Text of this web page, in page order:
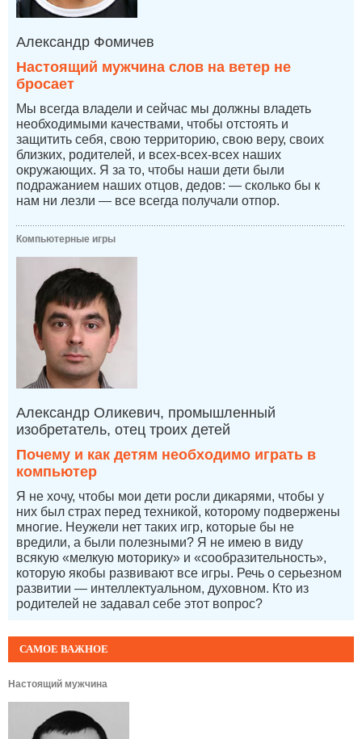
САМОЕ ВАЖНОЕ
Настоящий мужчина
Александр Фомичев
Настоящий мужчина слов на ветер не
бросает
Мы всегда владели и сейчас мы должны владеть
необходимыми качествами, чтобы отстоять и
защитить себя, свою территорию, свою веру, своих
близких, родителей, и всех-всех-всех наших
окружающих. Я за то, чтобы наши дети были
подражанием наших отцов, дедов: — сколько бы к
нам ни лезли — все всегда получали отпор.
Компьютерные игры
Александр Оликевич, промышленный
изобретатель, отец троих детей
Почему и как детям необходимо играть в
компьютер
Я не хочу, чтобы мои дети росли дикарями, чтобы у
них был страх перед техникой, которому подвержены
многие. Неужели нет таких игр, которые бы не
вредили, а были полезными? Я не имею в виду
всякую «мелкую моторику» и «сообразительность»,
которую якобы развивают все игры. Речь о серьезном
развитии — интеллектуальном, духовном. Кто из
родителей не задавал себе этот вопрос?